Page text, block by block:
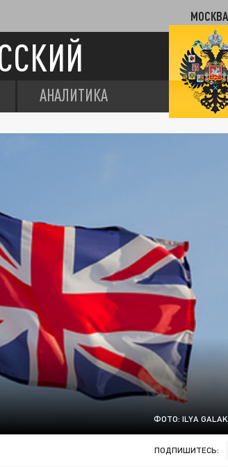
МОСКВА
АНАЛИТИКА
ФОТО: ILYA
ПОДПИШИТЕСЬ: